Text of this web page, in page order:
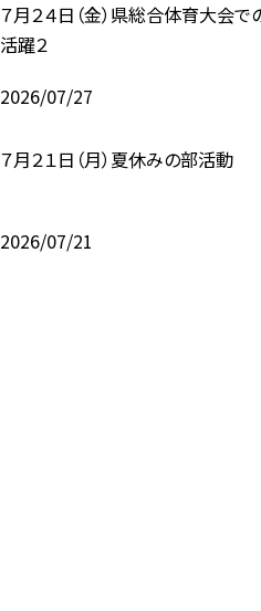
７月２４日（金）県総合体育大会で
活躍２
2026/07/27
７月２１日（月）夏休みの部活動
2026/07/21